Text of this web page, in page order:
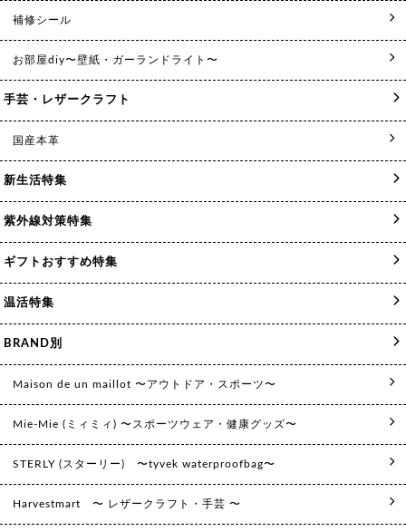
補修シール
お部屋diy〜壁紙・ガーランドライト〜
手芸・レザークラフト
国産本革
新生活特集
紫外線対策特集
ギフトおすすめ特集
温活特集
BRAND別
Maison de un maillot 〜アウトドア・スポーツ〜
Mie-Mie (ミィミィ) 〜スポーツウェア・健康グッズ〜
STERLY (スターリー) 〜tyvek waterproofbag〜
Harvestmart 〜 レザークラフト・手芸 〜